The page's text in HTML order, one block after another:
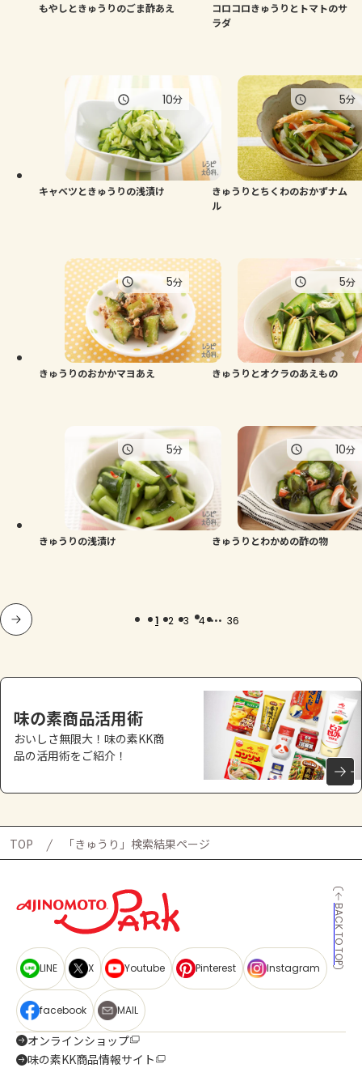
もやしときゅうりのごま酢あえ
コロコロきゅうりとトマトのサ
ラダ
キャベツときゅうりの浅漬け
10分
きゅうりとちくわのおかずナム
ル
5分
きゅうりのおかかマヨあえ
5分
きゅうりとオクラのあえもの
5分
きゅうりの浅漬け
5分
きゅうりとわかめの酢の物
10分
1 2 3 4 ... 36
味の素商品活用術
おいしさ無限大！味の素KK商
品の活用術をご紹介！
TOP 「きゅうり」検索結果ページ
BACK TO TOP
LINE X Youtube Pinterest Instagram
facebook MAIL
オンラインショップ
味の素KK商品情報サイト